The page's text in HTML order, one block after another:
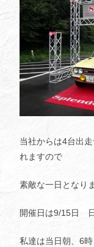
当社からは4台出
れますので
素敵な一日となり
開催日は9/15日
私達は当日朝、6